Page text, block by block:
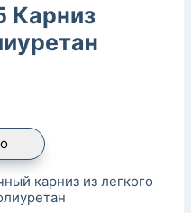
Карниз
карниз из легкого